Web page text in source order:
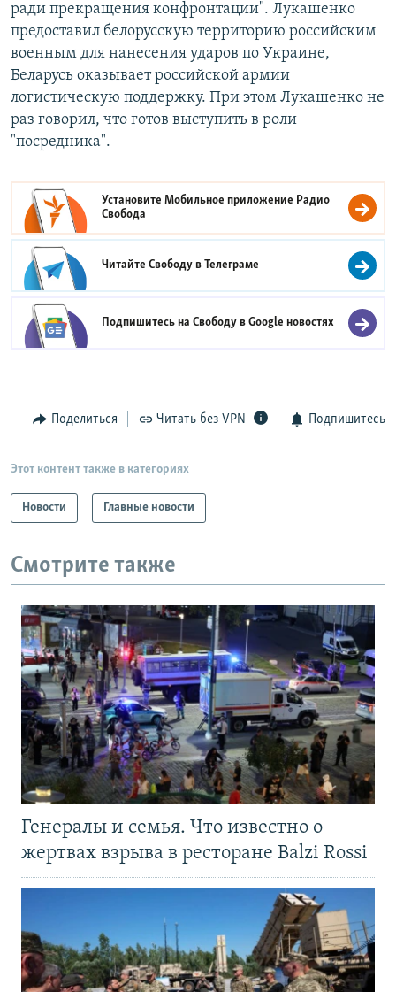
ради прекращения конфронтации". Лукашенко
предоставил белорусскую территорию российским
военным для нанесения ударов по Украине,
Беларусь оказывает российской армии
логистическую поддержку. При этом Лукашенко не
раз говорил, что готов выступить в роли
"посредника".
Установите Мобильное приложение Радио
Свобода
Читайте Свободу вТелеграме
Подпишитесь на Свободу вGoogle новостях
Поделиться Читать без VPN Подпишитесь
Этот контент также в категориях
Новости Главные новости
Смотрите также
Генералы и семья. Что известно о
жертвах взрыва в ресторане Balzi Rossi